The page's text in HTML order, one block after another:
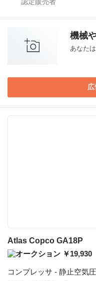
機械
あなた
Atlas Copco GA18P
￥19,930
コンプレッサ - 静止空気